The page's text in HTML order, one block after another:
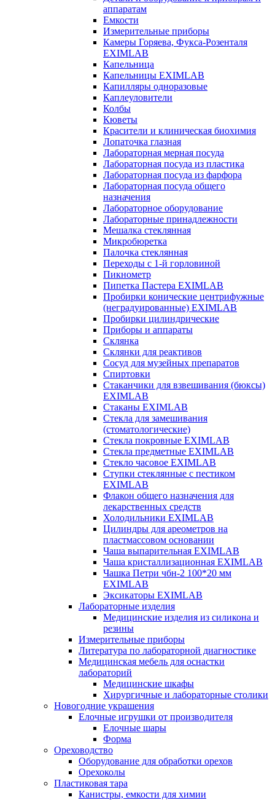
аппаратам
Емкости
Измерительные приборы
Камеры Горяева, Фукса-Розенталя
EXIMLAB
Капельница
Капельницы EXIMLAB
Капилляры одноразовые
Каплеуловители
Колбы
Кюветы
Красители и клиническая биохимия
Лопаточка глазная
Лабораторная мерная посуда
Лабораторная посуда из пластика
Лабораторная посуда из фарфора
Лабораторная посуда общего
назначения
Лабораторное оборудование
Лабораторные принадлежности
Мешалка стеклянная
Микробюретка
Палочка стеклянная
Переходы с 1-й горловиной
Пикнометр
Пипетка Пастера EXIMLAB
Пробирки конические центрифужные
(неградуированные) EXIMLAB
Пробирки цилиндрические
Приборы и аппараты
Склянка
Склянки для реактивов
Сосуд для музейных препаратов
Спиртовки
Стаканчики для взвешивания (бюксы)
EXIMLAB
Стаканы EXIMLAB
Стекла для замешивания
(стоматологические)
Стекла покровные EXIMLAB
Стекла предметные EXIMLAB
Стекло часовое EXIMLAB
Ступки стеклянные с пестиком
EXIMLAB
Флакон общего назначения для
лекарственных средств
Холодильники EXIMLAB
Цилиндры для ареометров на
пластмассовом основании
Чаша выпарительная EXIMLAB
Чаша кристаллизационная EXIMLAB
Чашка Петри чбн-2 100*20 мм
EXIMLAB
Эксикаторы EXIMLAB
Лабораторные изделия
Медицинские изделия из силикона и
резины
Измерительные приборы
Литература по лабораторной диагностике
Медицинская мебель для оснастки
лабораторий
Медицинские шкафы
Хирургичные и лабораторные столики
Новогодние украшения
Елочные игрушки от производителя
Елочные шары
Форма
Ореховодство
Оборудование для обработки орехов
Орехоколы
Пластиковая тара
Канистры, емкости для химии